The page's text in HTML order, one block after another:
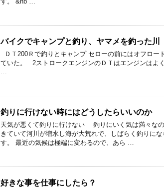
バイクでキャンプと釣り、ヤマメを釣った川
ＤＴ200Ｒで釣りとキャンプ セローの前にはオフロー
ていた。 2ストロークエンジンのＤＴはエンジンはよ
…
釣りに行けない時にはどうしたらいいのか
天気が悪くて釣りに行けない 釣りにいく気は満々な
きていて河川が増水し海が大荒れで、しばらく釣りに
す。 最近の気候は極端に変わるので、あら …
好きな事を仕事にしたら？